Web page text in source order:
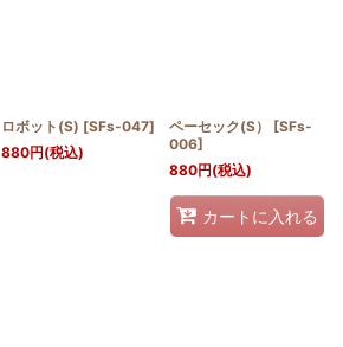
ロボット(S) [SFs-047]
880円(税込)
ペーセック(S） [SFs-
006]
880円(税込)
カートに入れる